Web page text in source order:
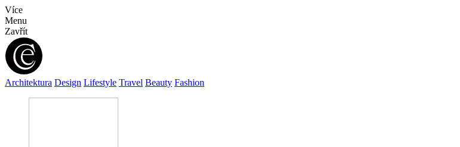
Více
Menu
Zavřít
Architektura Design Lifestyle Travel Beauty Fashion